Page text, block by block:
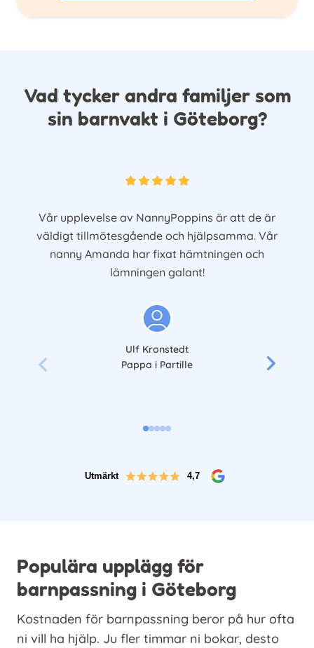
Vad tycker andra familjer som
sin barnvakt i Göteborg?
Vår upplevelse av NannyPoppins är att de är
väldigt tillmötesgående och hjälpsamma. Vår
nanny Amanda har fixat hämtningen och
lämningen galant!
Ulf Kronstedt
Pappa i Partille
Utmärkt 4,7
Populära upplägg för
barnpassning i Göteborg
Kostnaden för barnpassning beror på hur ofta
ni vill ha hjälp. Ju fler timmar ni bokar, desto